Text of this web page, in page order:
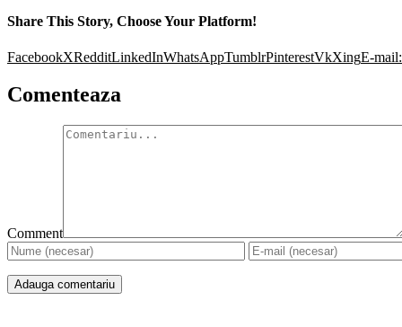
Share This Story, Choose Your Platform!
FacebookXRedditLinkedInWhatsAppTumblrPinterestVkXingE-mail:
Comenteaza
Comment